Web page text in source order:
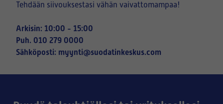
Tehdään siivouksestasi vähän vaivattomampaa!
Arkisin: 10:00 - 15:00
Puh. 010 279 0000
Sähköposti: myynti@suodatinkeskus.com